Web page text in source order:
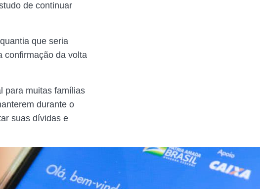
de continuar
que seria
confirmação da volta
para muitas famílias
durante o
suas dívidas e